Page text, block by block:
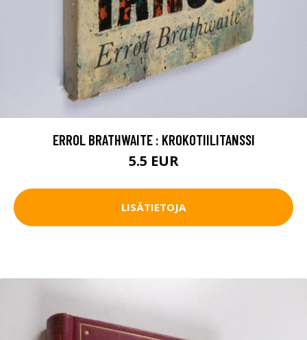
ERROL BRATHWAITE : KROKOTIILITANSSI
5.5 EUR
LISÄTIETOJA